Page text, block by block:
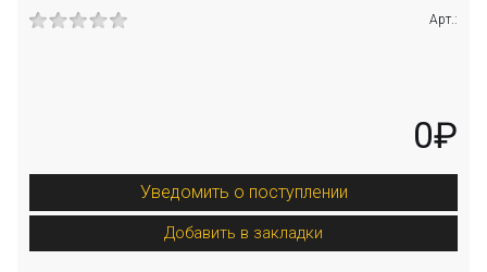
Арт.:
0₽
Уведомить о поступлении
Добавить в закладки